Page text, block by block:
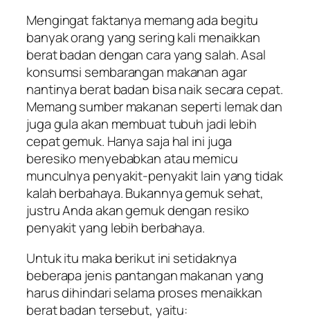
Mengingat faktanya memang ada begitu
banyak orang yang sering kali menaikkan
berat badan dengan cara yang salah. Asal
konsumsi sembarangan makanan agar
nantinya berat badan bisa naik secara cepat.
Memang sumber makanan seperti lemak dan
juga gula akan membuat tubuh jadi lebih
cepat gemuk. Hanya saja hal ini juga
beresiko menyebabkan atau memicu
munculnya penyakit-penyakit lain yang tidak
kalah berbahaya. Bukannya gemuk sehat,
justru Anda akan gemuk dengan resiko
penyakit yang lebih berbahaya.
Untuk itu maka berikut ini setidaknya
beberapa jenis pantangan makanan yang
harus dihindari selama proses menaikkan
berat badan tersebut, yaitu: